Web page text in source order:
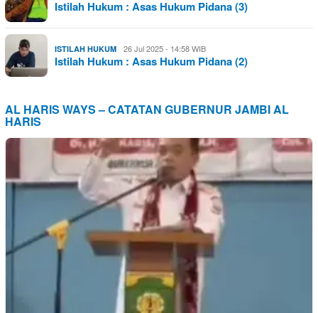
Istilah Hukum : Asas Hukum Pidana (3)
ISTILAH HUKUM 26 Jul 2025 - 14:58 WIB
Istilah Hukum : Asas Hukum Pidana (2)
AL HARIS WAYS – CATATAN GUBERNUR JAMBI AL
HARIS